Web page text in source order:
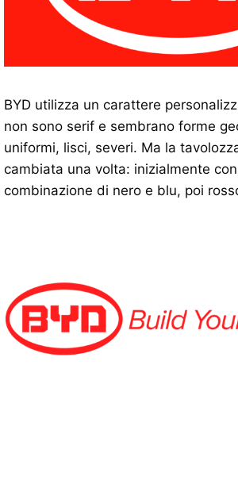
BYD utilizza un carattere
non sono serif e sembrano forme
uniformi, lisci, severi. Ma la
cambiata una volta: inizialmente
combinazione di nero e blu, poi